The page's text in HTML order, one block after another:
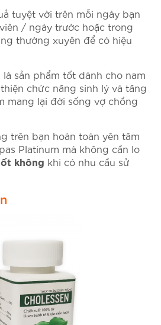
tuyệt vời trên mỗi ngày bạn
/ ngày trước hoặc trong
thường xuyên để có hiệu
là sản phẩm tốt dành cho nam
chức năng sinh lý và tăng
mang lại đời sống vợ chồng
trên bạn hoàn toàn yên tâm
Platinum mà không cần lo
không khi có nhu cầu sử